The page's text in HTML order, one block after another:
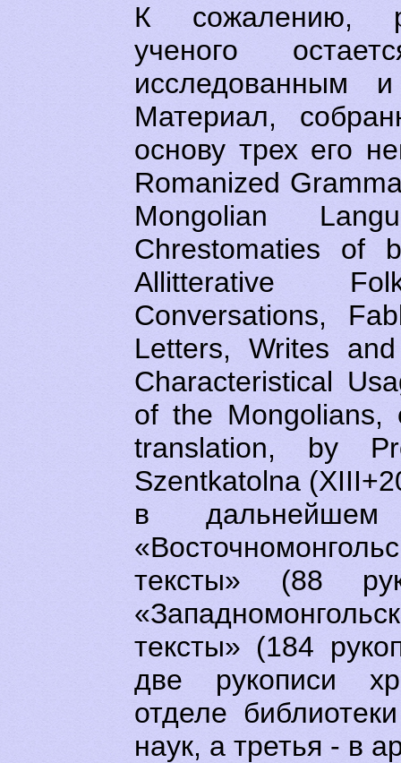
К сожалению,
ученого
исследованным
Материал,
основу трех его
Romanized
Mongolian
Chrestomaties of
Allitterative
Conversations,
Letters, Writes
Characteristical
of the Mongolians,
translation, by
Szentkatolna
в дальнейшем
тексты» (88
тексты» (184
две рукописи
отделе
наук, а третья - в